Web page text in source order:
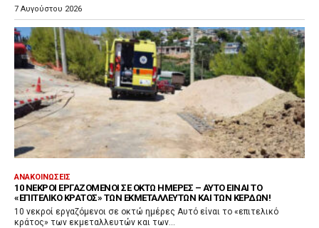
7 Αυγούστου 2026
ΑΝΑΚΟΙΝΏΣΕΙΣ
10 ΝΕΚΡΟΊ ΕΡΓΑΖΌΜΕΝΟΙ ΣΕ ΟΚΤΏ ΗΜΈΡΕΣ – ΑΥΤΌ ΕΊΝΑΙ ΤΟ
«ΕΠΙΤΕΛΙΚΌ ΚΡΆΤΟΣ» ΤΩΝ ΕΚΜΕΤΑΛΛΕΥΤΏΝ ΚΑΙ ΤΩΝ ΚΕΡΔΏΝ!
10 νεκροί εργαζόμενοι σε οκτώ ημέρες Αυτό είναι το «επιτελικό
κράτος» των εκμεταλλευτών και των...